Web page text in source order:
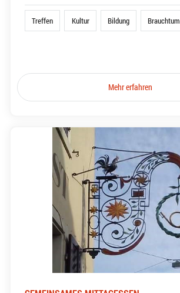
Treffen Kultur Bildung Brauchtum
Mehr erfahren